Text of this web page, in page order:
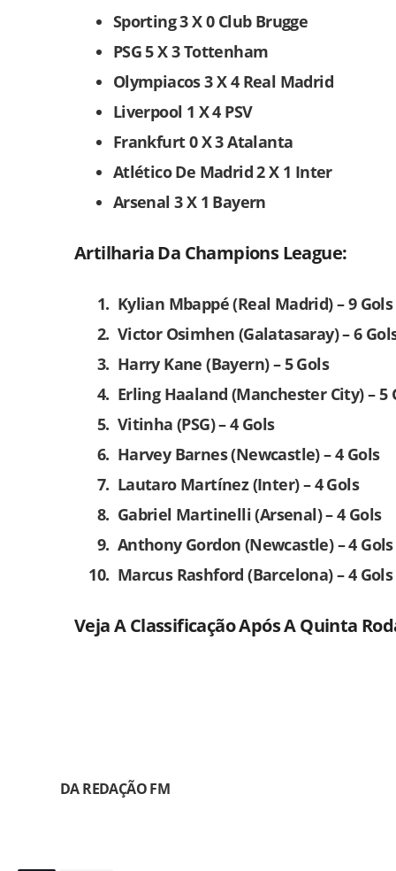
Sporting 3 X 0 Club Brugge
PSG 5 X 3 Tottenham
Olympiacos 3 X 4 Real Madrid
Liverpool 1 X 4 PSV
Frankfurt 0 X 3 Atalanta
Atlético De Madrid 2 X 1 Inter
Arsenal 3 X 1 Bayern
Artilharia Da Champions League:
Kylian Mbappé (Real Madrid) – 9 Gols
Victor Osimhen (Galatasaray) – 6
Harry Kane (Bayern) – 5 Gols
Erling Haaland (Manchester City) – 5
Vitinha (PSG) – 4 Gols
Harvey Barnes (Newcastle) – 4 Gols
Lautaro Martínez (Inter) – 4 Gols
Gabriel Martinelli (Arsenal) – 4 Gols
Anthony Gordon (Newcastle) – 4 Gols
Marcus Rashford (Barcelona) – 4 Gols
Veja A Classificação Após A Quinta
DA REDAÇÃO FM